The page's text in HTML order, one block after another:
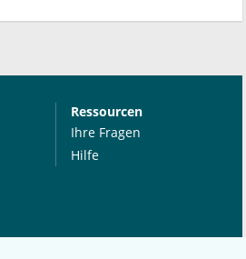
Ressourcen
Ihre Fragen
Hilfe